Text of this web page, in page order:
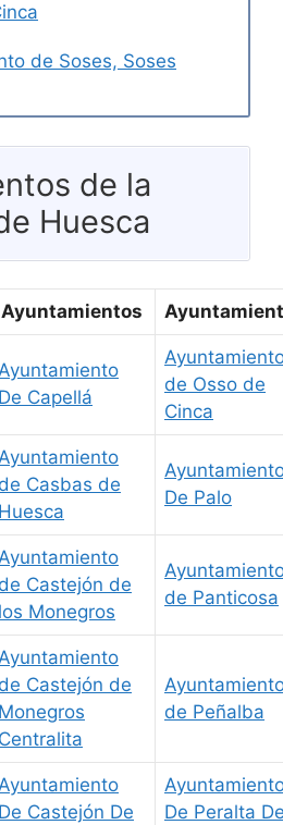
de Soses, Soses
de la
Huesca
Ayuntamientos
De Capellá
de Osso de
Cinca
de Casbas de
Huesca
De Palo
de Castejón de
los Monegros
de Panticosa
de Castejón de
Monegros
Centralita
de Peñalba
De Castejón De
De Peralta